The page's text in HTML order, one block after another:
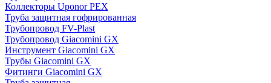
Коллекторы Uponor PEX
Труба защитная гофрированная
Трубопровод FV-Plast
Трубопровод Giacomini GX
Инструмент Giacomini GX
Трубы Giacomini GX
Фитинги Giacomini GX